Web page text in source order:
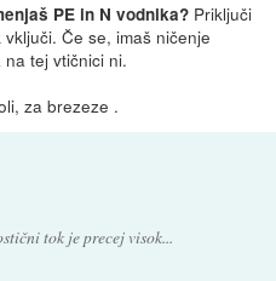
PE in N vodnika? Priključi
Če se, imaš ničenje
tej vtičnici ni.
za brezeze .
tok je precej visok...